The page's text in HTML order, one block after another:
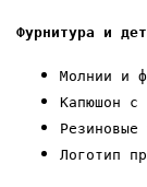
Фурнитура и
Молнии и
Капюшон с
Логотип